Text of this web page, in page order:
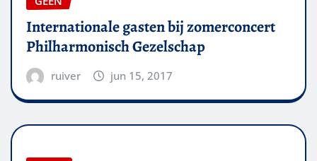
Internationale gasten bij zomerconcert
Philharmonisch Gezelschap
ruiver jun 15, 2017